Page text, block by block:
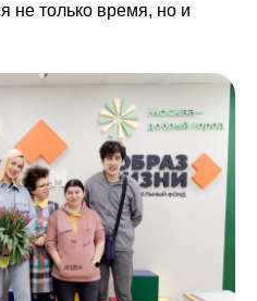
не только время, но и